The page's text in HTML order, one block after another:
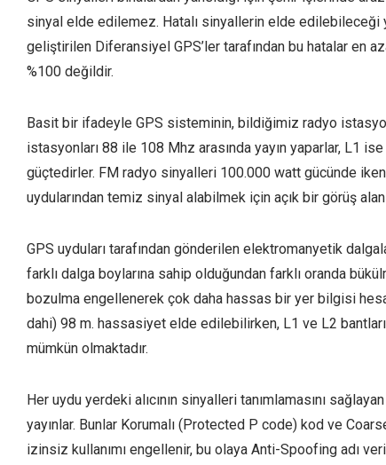
sinyal elde edilemez. Hatalı sinyallerin elde
geliştirilen Diferansiyel GPS’ler tarafından bu hatalar en
%100 değildir.
Basit bir ifadeyle GPS sisteminin, bildiğimiz radyo
istasyonları 88 ile 108 Mhz arasında yayın yaparlar, L1
güçtedirler. FM radyo sinyalleri 100.000 watt gücünde
uydularından temiz sinyal alabilmek için açık bir görüş
GPS uyduları tarafından gönderilen elektromanyetik
farklı dalga boylarına sahip olduğundan farklı oranda
bozulma engellenerek çok daha hassas bir yer bilgisi
dahi) 98 m. hassasiyet elde edilebilirken, L1 ve L2
mümkün olmaktadır.
Her uydu yerdeki alıcının sinyalleri tanımlamasını
yayınlar. Bunlar Korumalı (Protected P code) kod ve
izinsiz kullanımı engellenir, bu olaya Anti-Spoofing adı